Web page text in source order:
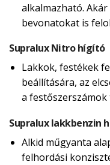
alkalmazható.
bevonatokat is
Supralux Nitro hígító
Lakkok, festékek
beállítására, az
a
Supralux lakkbenzin
Alkid műgyanta
felhordási